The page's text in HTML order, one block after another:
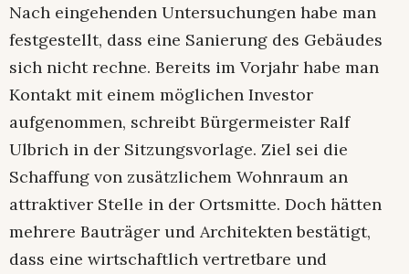
Nach eingehenden Untersuchungen habe man
festgestellt, dass eine Sanierung des Gebäudes
sich nicht rechne. Bereits im Vorjahr habe man
Kontakt mit einem möglichen Investor
aufgenommen, schreibt Bürgermeister Ralf
Ulbrich in der Sitzungsvorlage. Ziel sei die
Schaffung von zusätzlichem Wohnraum an
attraktiver Stelle in der Ortsmitte. Doch hätten
mehrere Bauträger und Architekten bestätigt,
dass eine wirtschaftlich vertretbare und